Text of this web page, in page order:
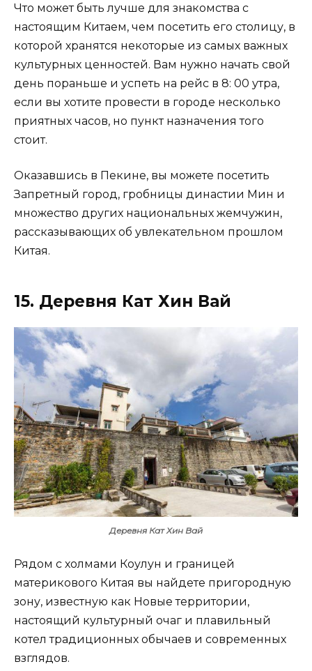
Что может быть лучше для знакомства с
настоящим Китаем, чем посетить его столицу, в
которой хранятся некоторые из самых важных
культурных ценностей. Вам нужно начать свой
день пораньше и успеть на рейс в 8: 00 утра,
если вы хотите провести в городе несколько
приятных часов, но пункт назначения того
стоит.
Оказавшись в Пекине, вы можете посетить
Запретный город, гробницы династии Мин и
множество других национальных жемчужин,
рассказывающих об увлекательном прошлом
Китая.
15. Деревня Кат Хин Вай
Деревня Кат Хин Вай
Рядом с холмами Коулун и границей
материкового Китая вы найдете пригородную
зону, известную как Новые территории,
настоящий культурный очаг и плавильный
котел традиционных обычаев и современных
взглядов.